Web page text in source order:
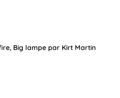
Big lampe par Kirt Martin